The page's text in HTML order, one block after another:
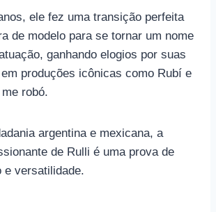
ele fez uma transição perfeita
de modelo para se tornar um nome
ganhando elogios por suas
produções icônicas como Rubí e
robó.
argentina e mexicana, a
de Rulli é uma prova de
e versatilidade.